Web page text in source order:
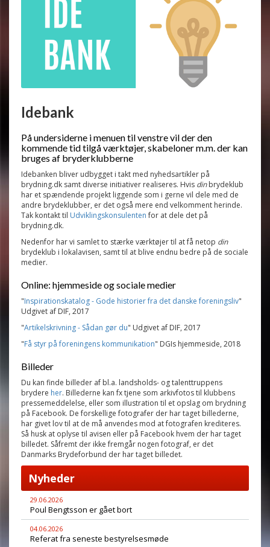
Idebank
På undersiderne i menuen til venstre vil der den
kommende tid tilgå værktøjer, skabeloner m.m. der kan
bruges af bryderklubberne
Idebanken bliver udbygget i takt med nyhedsartikler på
brydning.dk samt diverse initiativer realiseres. Hvis dinbrydeklub
har et spændende projekt liggende som i gerne vil dele med de
andre brydeklubber, er det også mere end velkomment herinde.
Tak kontakt til Udviklingskonsulentenfor at dele det på
brydning.dk.
Nedenfor har vi samlet to stærke værktøjer til at få netop din
brydeklub i lokalavisen, samt til at blive endnu bedre på de sociale
medier.
Online: hjemmeside og sociale medier
"Inspirationskatalog - Gode historier fra det danske foreningsliv"
Udgivet af DIF, 2017
"Artikelskrivning - Sådan gør du" Udgivet af DIF, 2017
"Få styr på foreningens kommunikation" DGIs hjemmeside, 2018
Billeder
Du kan finde billeder af bl.a. landsholds- og talenttruppens
brydere her. Billederne kan fx tjene som arkivfotos til klubbens
pressemeddelelse, eller som illustration til et opslag om brydning
på Facebook. De forskellige fotografer der har taget billederne,
har givet lov til at de må anvendes mod at fotografen krediteres.
Så husk at oplyse til avisen eller på Facebook hvem der har taget
billedet. Såfremt der ikke fremgår nogen fotograf, er det
Danmarks Brydeforbund der har taget billedet.
Nyheder
29.06.2026
Poul Bengtsson er gået bort
04.06.2026
Referat fra seneste bestyrelsesmøde